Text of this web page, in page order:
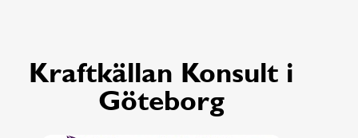
Kraftkällan Konsult i
Göteborg